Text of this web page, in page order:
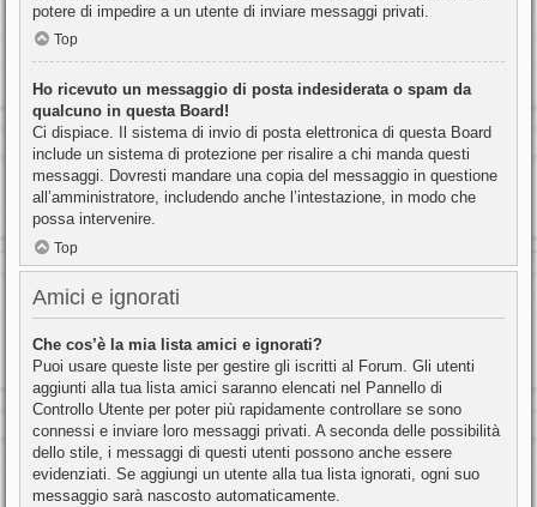
potere di impedire a un utente di inviare messaggi privati​​.
Top
Ho ricevuto un messaggio di posta indesiderata o spam da
qualcuno in questa Board!
Ci dispiace. Il sistema di invio di posta elettronica di questa Board
include un sistema di protezione per risalire a chi manda questi
messaggi. Dovresti mandare una copia del messaggio in questione
all’amministratore, includendo anche l’intestazione, in modo che
possa intervenire.
Top
Amici e ignorati
Che cos’è la mia lista amici e ignorati?
Puoi usare queste liste per gestire gli iscritti al Forum. Gli utenti
aggiunti alla tua lista amici saranno elencati nel Pannello di
Controllo Utente per poter più rapidamente controllare se sono
connessi e inviare loro messaggi privati. A seconda delle possibilità
dello stile, i messaggi di questi utenti possono anche essere
evidenziati. Se aggiungi un utente alla tua lista ignorati, ogni suo
messaggio sarà nascosto automaticamente.